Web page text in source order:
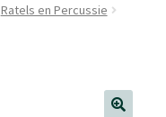
Ratels en Percussie